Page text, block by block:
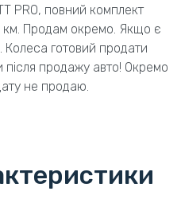
PRO, повний комплект
км. Продам окремо. Якщо є
Колеса готовий продати
після продажу авто! Окремо
не продаю.